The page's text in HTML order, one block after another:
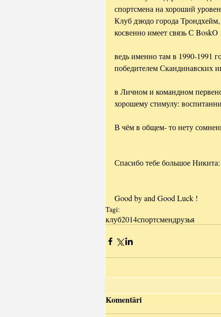
спортсмена на хороший
Клуб дзюдо города
косвенно имеет связь С BoskO
ведь именно там в 1990-1991
победителем Скандинавских
в Личном и командном
хорошему стимулу:
В чём в общем- то нету
Спасибо тебе большое
Good by and Good Luck !
Tagi:
клуб2014спортсмендрузья
Komentāri